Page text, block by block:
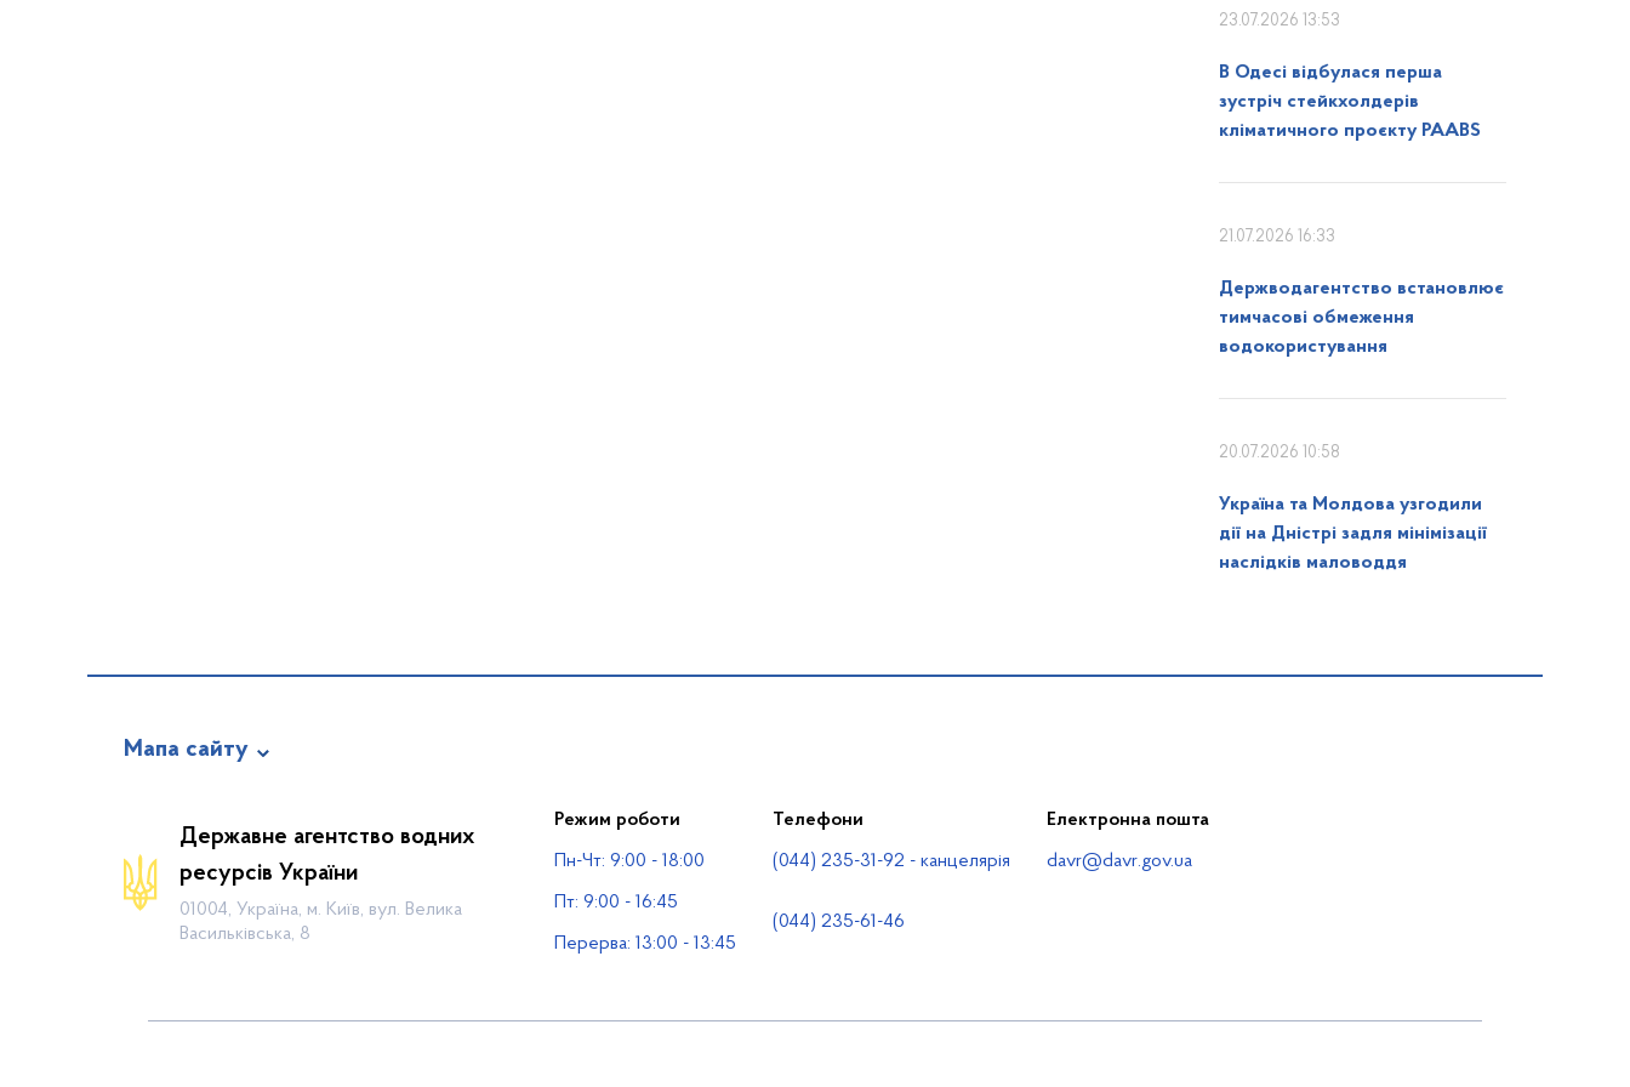
23.07.2026 13:53
В Одесі відбулася перша
зустріч стейкхолдерів
кліматичного проєкту PAABS
21.07.2026 16:33
Держводагентство встановлює
тимчасові обмеження
водокористування
20.07.2026 10:58
Україна та Молдова узгодили
дії на Дністрі задля мінімізації
наслідків маловоддя
Мапа сайту
Діяльність
Громадянам
Прес-центр
Водогосподарські організації
Державне агентство водних
ресурсів України
01004, Україна, м. Київ, вул. Велика
Васильківська, 8
Режим роботи
Пн-Чт: 9:00 - 18:00
Пт: 9:00 - 16:45
Перерва: 13:00 - 13:45
Телефони
(044) 235-31-92 - канцелярія
(044) 235-61-46
Електронна пошта
davr@davr.gov.ua